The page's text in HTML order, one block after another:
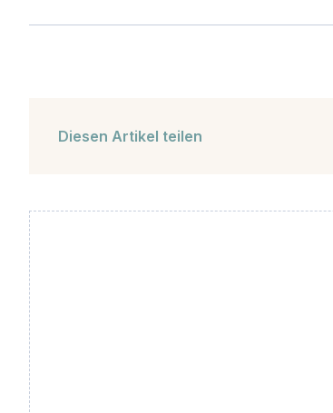
Diesen Artikel teilen